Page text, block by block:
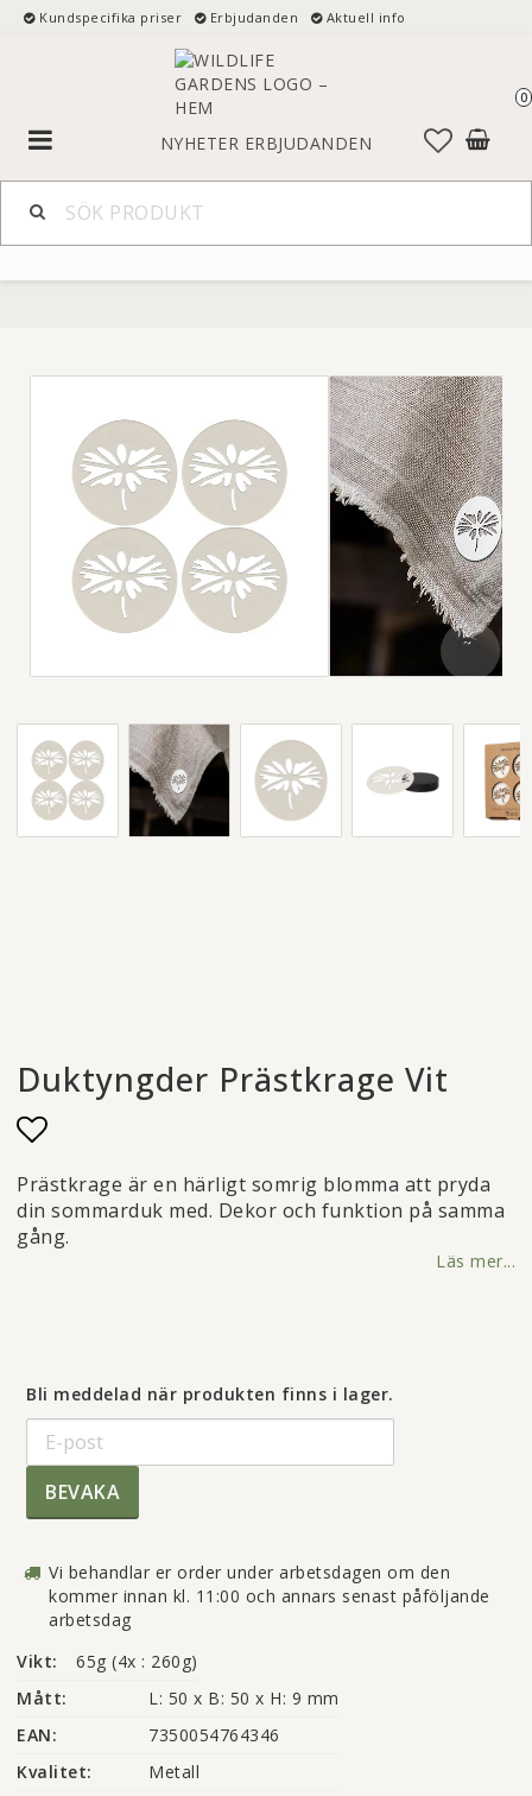
Kundspecifika priser Erbjudanden Aktuell info
NYHETER ERBJUDANDEN
0
Toggle
navigation
Duktyngder Prästkrage Vit
Lägg till i favoritlistan
Prästkrage är en härligt somrig blomma att pryda
din sommarduk med. Dekor och funktion på samma
gång.
Läs mer...
Bli meddelad när produkten finns i lager.
BEVAKA
Vi behandlar er order under arbetsdagen om den
kommer innan kl. 11:00 och annars senast påföljande
arbetsdag
Vikt:
65g (4x : 260g)
Mått:
L: 50 x B: 50 x H: 9 mm
EAN:
7350054764346
Kvalitet:
Metall